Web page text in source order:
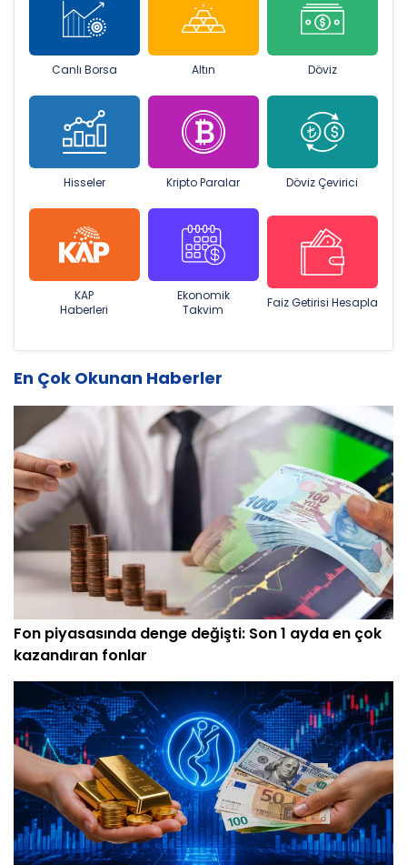
Canlı Borsa Altın Döviz
Hisseler Kripto Paralar Döviz Çevirici
KAP
Haberleri
Ekonomik
Takvim
Faiz Getirisi Hesapla
En Çok Okunan Haberler
Fon piyasasında denge değişti: Son 1 ayda en çok
kazandıran fonlar